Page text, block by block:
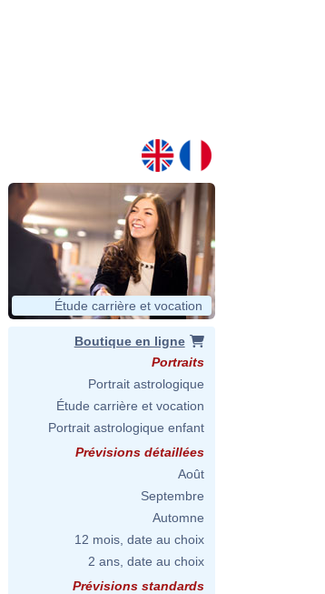
Étude carrière et vocation
Boutique en ligne
Portraits
Portrait astrologique
Étude carrière et vocation
Portrait astrologique enfant
Prévisions détaillées
Août
Septembre
Automne
12 mois, date au choix
2 ans, date au choix
Prévisions standards